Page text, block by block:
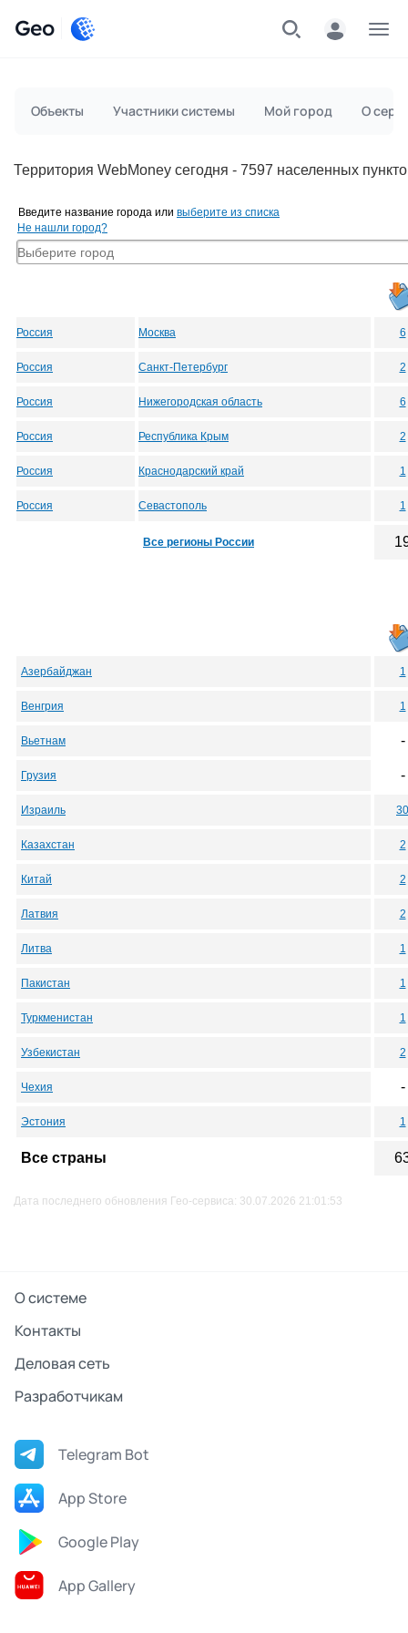
Geo
Объекты Участники системы Мой город О
Территория WebMoney сегодня - 7597 населенных
Введите название города или выберите из списка
Не нашли город?
Россия Москва 6
Россия Санкт-Петербург 2
Россия Нижегородская область 6
Россия Республика Крым 2
Россия Краснодарский край 1
Россия Севастополь 1
Все регионы России
Азербайджан 1
Венгрия 1
Вьетнам -
Грузия -
Израиль 30
Казахстан 2
Китай 2
Латвия 2
Литва 1
Пакистан 1
Туркменистан 1
Узбекистан 2
Чехия -
Эстония 1
Все страны
Дата последнего обновления Гео-сервиса: 30.07.2026 21:01:53
О системе
Контакты
Деловая сеть
Разработчикам
Telegram Bot
App Store
Google Play
App Gallery